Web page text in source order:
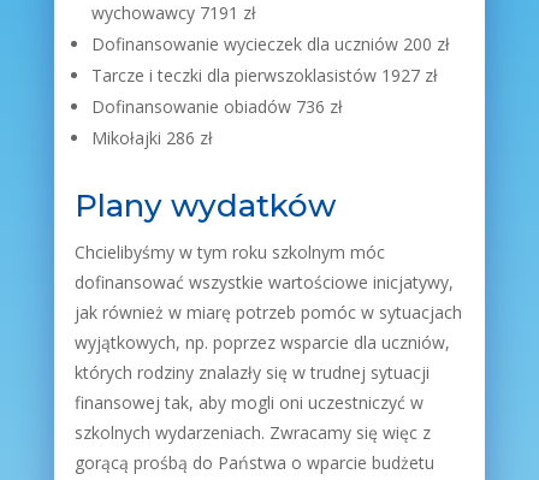
wychowawcy 7191 zł
Dofinansowanie wycieczek dla uczniów 200 zł
Tarcze i teczki dla pierwszoklasistów 1927 zł
Dofinansowanie obiadów 736 zł
Mikołajki 286 zł
Plany wydatków
Chcielibyśmy w tym roku szkolnym móc
dofinansować wszystkie wartościowe inicjatywy,
jak również w miarę potrzeb pomóc w sytuacjach
wyjątkowych, np. poprzez wsparcie dla uczniów,
których rodziny znalazły się w trudnej sytuacji
finansowej tak, aby mogli oni uczestniczyć w
szkolnych wydarzeniach. Zwracamy się więc z
gorącą prośbą do Państwa o wparcie budżetu